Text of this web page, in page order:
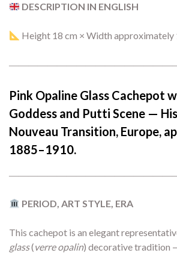
DESCRIPTION IN ENGLISH
Height 18 cm × Width approximately
Pink Opaline Glass Cachepot
Goddess and Putti Scene —
Nouveau Transition, Europe,
1885–1910.
PERIOD, ART STYLE, ERA
This cachepot is an elegant
glass(verre opalin) decorative tradition